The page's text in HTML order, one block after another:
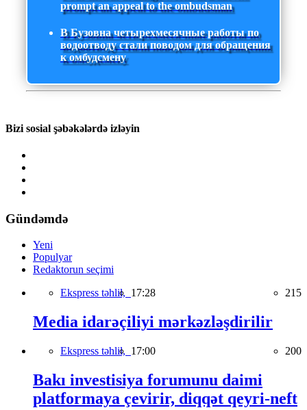
prompt an appeal to the ombudsman
В Бузовна четырехмесячные работы по
водоотводу стали поводом для обращения
к омбудсмену
Bizi sosial şəbəkələrdə izləyin
Gündəmdə
Yeni
Populyar
Redaktorun seçimi
Ekspress təhlil, 17:28 215
Media idarəçiliyi mərkəzləşdirilir
Ekspress təhlil, 17:00 200
Bakı investisiya forumunu daimi
platformaya çevirir, diqqət qeyri-neft